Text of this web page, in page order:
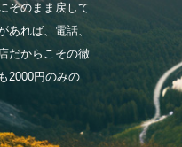
そのまま戻して
あれば、電話、
だからこその徹
2000円のみの